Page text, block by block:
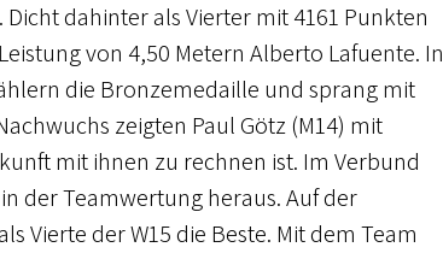
dahinter als Vierter mit 4161 Punkten
von 4,50 Metern Alberto Lafuente. In
die Bronzemedaille und sprang mit
zeigten Paul Götz (M14) mit
mit ihnen zu rechnen ist. Im Verbund
der Teamwertung heraus. Auf der
Vierte der W15 die Beste. Mit dem Team